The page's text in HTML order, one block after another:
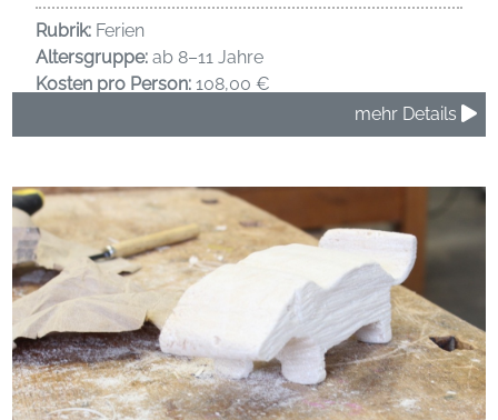
Rubrik: Ferien
Altersgruppe: ab 8–11 Jahre
Kosten pro Person: 108,00 €
mehr Details